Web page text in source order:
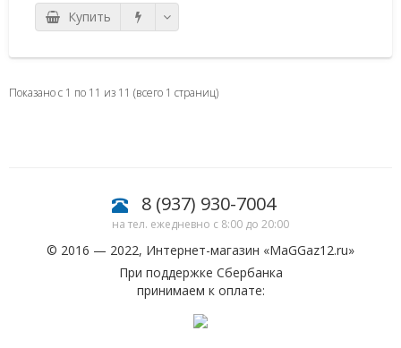
Купить
Показано с 1 по 11 из 11 (всего 1 страниц)
8 (937) 930-7004
на тел. ежедневно с 8:00 до 20:00
© 2016 — 2022, Интернет-магазин «MaGGaz12.ru»
При поддержке Сбербанка
принимаем к оплате: